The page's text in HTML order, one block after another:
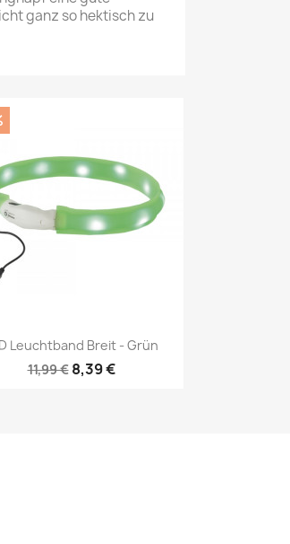
ganz so hektisch zu
Vorschau
Leuchtband Breit - Grün
11,99 € 8,39 €